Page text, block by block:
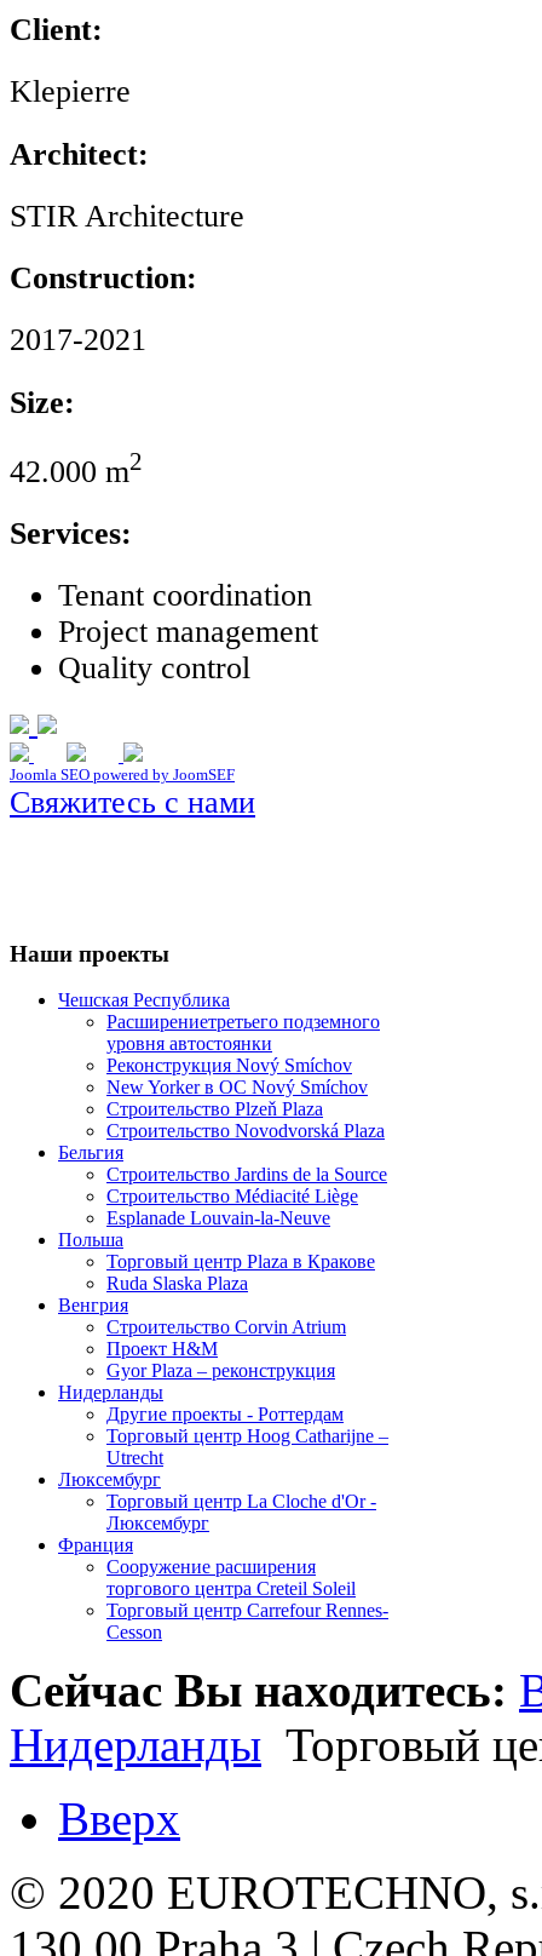
Client:
Klepierre
Architect:
STIR Architecture
Construction:
2017-2021
Size:
42.000 m2
Services:
Tenant coordination
Project management
Quality control
Joomla SEO powered by JoomSEF
Свяжитесь с нами
Наши проекты
Чешская Республика
Расширениетретьего подземного
уровня автостоянки
Реконструкция Nový Smíchov
New Yorker в OC Nový Smíchov
Строительство Plzeň Plaza
Строительство Novodvorská Plaza
Бельгия
Строительство Jardins de la Source
Строительство Médiacité Liège
Esplanade Louvain-la-Neuve
Польша
Торговый центр Plaza в Кракове
Ruda Slaska Plaza
Венгрия
Строительство Corvin Atrium
Проект H&M
Gyor Plaza – реконструкция
Нидерланды
Другие проекты - Роттердам
Торговый центр Hoog Catharijne –
Utrecht
Люксембург
Торговый центр La Cloche d'Or -
Люксембург
Франция
Сооружение расширения
торгового центра Creteil Soleil
Торговый центр Carrefour Rennes-
Cesson
Сейчас Вы находитесь:
Нидерланды Торговый
Вверх
© 2020 EUROTECHNO,